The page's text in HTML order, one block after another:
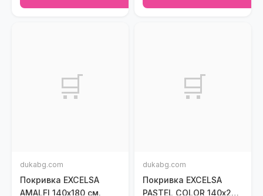
🛒
dukabg.com
Покривка EXCELSA
AMALFI 140х180 см.
🛒
dukabg.com
Покривка EXCELSA
PASTEL COLOR 140х240